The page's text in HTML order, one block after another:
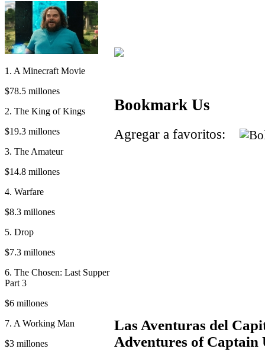
1. A Minecraft Movie
$78.5 millones
2. The King of Kings
$19.3 millones
3. The Amateur
$14.8 millones
4. Warfare
$8.3 millones
5. Drop
$7.3 millones
6. The Chosen: Last Supper
Part 3
$6 millones
7. A Working Man
$3 millones
Bookmark Us
Agregar a favoritos:
Las Aventuras del
Adventures of Captain